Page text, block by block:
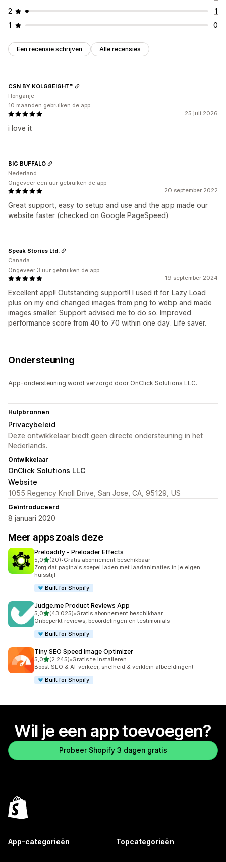
2
1
1
0
Een recensie schrijven Alle recensies
25 juli 2026
i love it
CSN BY KOLG8EIGHT™
Hongarije
10 maanden gebruiken de app
20 september 2022
Great support, easy to setup and use and the app made our
website faster (checked on Google PageSpeed)
BIG BUFFALO
Nederland
Ongeveer een uur gebruiken de app
19 september 2024
Excellent app!! Outstanding support!! I used it for Lazy Load
plus on my end changed images from png to webp and made
images smaller. Support advised me to do so. Improved
performance score from 40 to 70 within one day. Life saver.
Speak Stories Ltd.
Canada
Ongeveer 3 uur gebruiken de app
Ondersteuning
App-ondersteuning wordt verzorgd door OnClick Solutions LLC.
Hulpbronnen
Privacybeleid
Deze ontwikkelaar biedt geen directe ondersteuning in het
Nederlands.
Ontwikkelaar
OnClick Solutions LLC
Website
1055 Regency Knoll Drive, San Jose, CA, 95129, US
Geïntroduceerd
8 januari 2020
Meer apps zoals deze
Preloadify ‑ Preloader Effects
5,0van 5 sterren
(20)
20 recensies in totaal
•Gratis abonnement beschikbaar
Zorg dat pagina's soepel laden met laadanimaties in je eigen
huisstijl
Built for Shopify
Judge.me Product Reviews App
5,0van 5 sterren
(43.025)
43025 recensies in totaal
•Gratis abonnement beschikbaar
Onbeperkt reviews, beoordelingen en testimonials
Built for Shopify
Tiny SEO Speed Image Optimizer
5,0van 5 sterren
(2.245)
2245 recensies in totaal
•Gratis te installeren
Boost SEO & AI-verkeer, snelheid & verklein afbeeldingen!
Built for Shopify
Wil je een app toevoegen?
Probeer Shopify 3 dagen gratis
App-categorieën Topcategorieën